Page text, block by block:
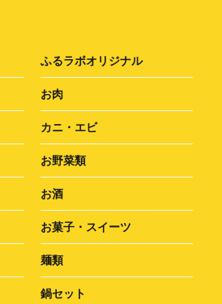
ふるラボオリジナル
お肉
カニ・エビ
お野菜類
お酒
お菓子・スイーツ
麺類
鍋セット